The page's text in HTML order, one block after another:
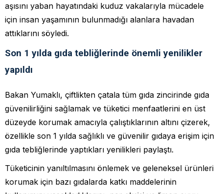
aşısını yaban hayatındaki kuduz vakalarıyla mücadele
için insan yaşamının bulunmadığı alanlara havadan
attıklarını söyledi.
Son 1 yılda gıda tebliğlerinde önemli yenilikler
yapıldı
Bakan Yumaklı, çiftlikten çatala tüm gıda zincirinde gıda
güvenilirliğini sağlamak ve tüketici menfaatlerini en üst
düzeyde korumak amacıyla çalıştıklarının altını çizerek,
özellikle son 1 yılda sağlıklı ve güvenilir gıdaya erişim için
gıda tebliğlerinde yaptıkları yenilikleri paylaştı.
Tüketicinin yanıltılmasını önlemek ve geleneksel ürünleri
korumak için bazı gıdalarda katkı maddelerinin